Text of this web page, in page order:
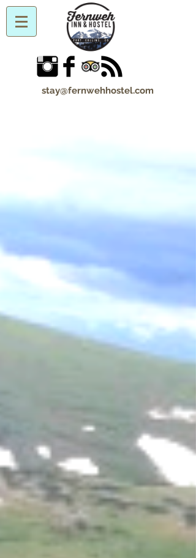
stay@fernwehhostel.com